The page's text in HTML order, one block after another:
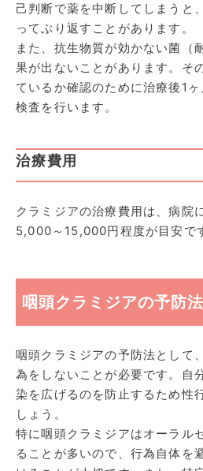
己判断で薬を中断してしまうと
ってぶり返すことがあります。
また、抗生物質が効かない菌（
果が出ないことがあります。そ
ているか確認のために治療後1
検査を行います。
治療費用
クラミジアの治療費用は、病院
5,000～15,000円程度が目安で
咽頭クラミジアの予防法
咽頭クラミジアの予防法として
為をしないことが必要です。自
染を広げるのを防止するため性
しょう。
特に咽頭クラミジアはオーラル
ることが多いので、行為自体を